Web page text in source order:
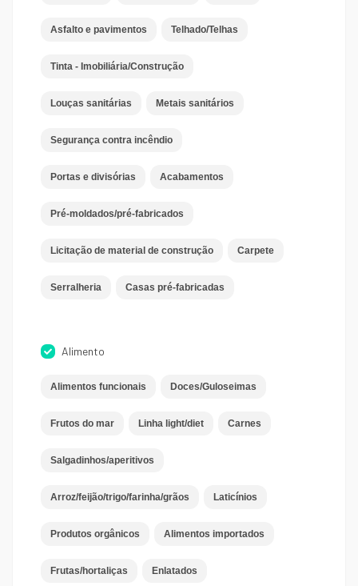
Asfalto e pavimentos Telhado/Telhas
Tinta - Imobiliária/Construção
Louças sanitárias Metais sanitários
Segurança contra incêndio
Portas e divisórias Acabamentos
Pré-moldados/pré-fabricados
Licitação de material de construção Carpete
Serralheria Casas pré-fabricadas
Alimento
Alimentos funcionais Doces/Guloseimas
Frutos do mar Linha light/diet Carnes
Salgadinhos/aperitivos
Arroz/feijão/trigo/farinha/grãos Laticínios
Produtos orgânicos Alimentos importados
Frutas/hortaliças Enlatados